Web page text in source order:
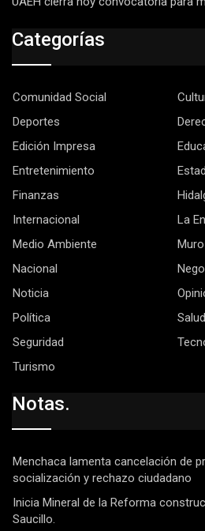
Categorías
Comunidad Social
Deportes
Edición Impresa
Entretenimiento
Finanzas
Internacional
La
Medio Ambiente
Nacional
Noticia
Política
Salud
Seguridad
Turismo
Notas.
Menchaca lamenta cancelación de
socialización y rechazo ciudadano
Inicia Mineral de la Reforma
Saucillo.